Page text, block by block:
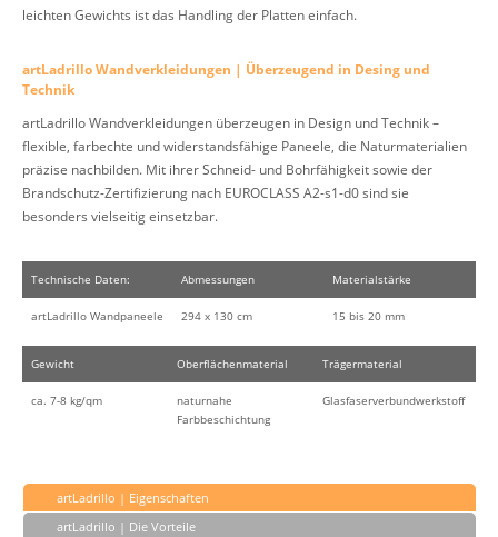
leichten Gewichts ist das Handling der Platten einfach.
artLadrillo Wandverkleidungen | Überzeugend in Desing und
Technik
artLadrillo Wandverkleidungen überzeugen in Design und Technik –
flexible, farbechte und widerstandsfähige Paneele, die Naturmaterialien
präzise nachbilden. Mit ihrer Schneid- und Bohrfähigkeit sowie der
Brandschutz-Zertifizierung nach EUROCLASS A2-s1-d0 sind sie
besonders vielseitig einsetzbar.
Technische Daten: Abmessungen Materialstärke
artLadrillo Wandpaneele 294 x 130 cm 15 bis 20 mm
Gewicht Oberflächenmaterial Trägermaterial
ca. 7-8 kg/qm
naturnahe
Farbbeschichtung
Glasfaserverbundwerkstoff
artLadrillo | Eigenschaften
artLadrillo | Die Vorteile